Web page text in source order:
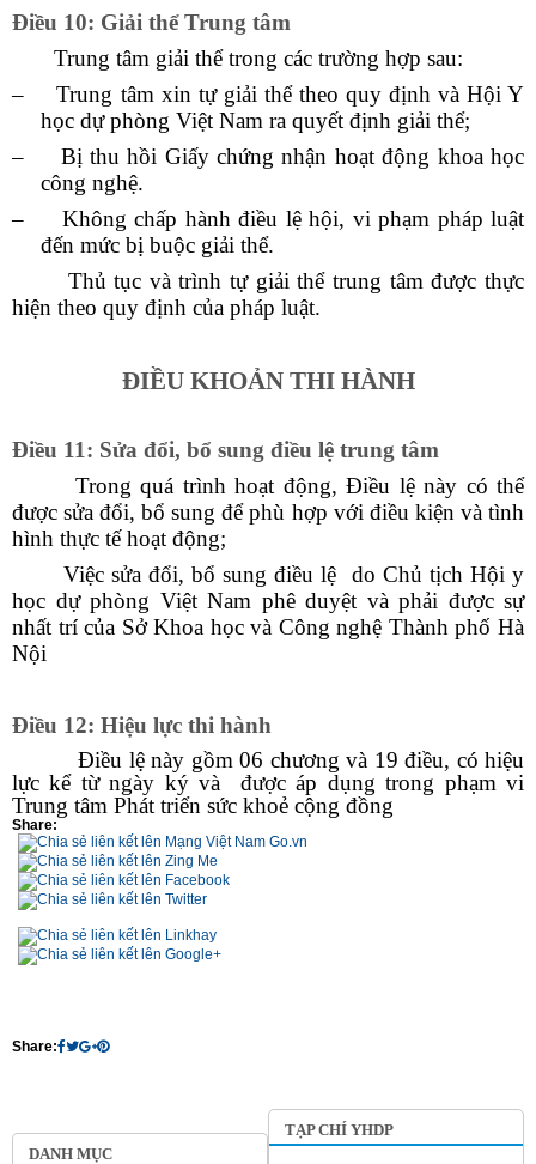
DANH MỤC
Điều 10: Giải thể Trung tâm
Trung tâm giải thể trong các trường hợp sau:
–
Trung tâm xin tự giải thể theo quy định và Hội Y
học dự phòng Việt Nam ra quyết định giải thể;
–
Bị thu hồi Giấy chứng nhận hoạt động khoa học
công nghệ.
–
Không chấp hành điều lệ hội, vi phạm pháp luật
đến mức bị buộc giải thể.
Thủ tục và trình tự giải thể trung tâm được thực
hiện theo quy định của pháp luật.
ĐIỀU KHOẢN THI HÀNH
Điều 11: Sửa đổi, bổ sung điều lệ trung tâm
Trong quá trình hoạt động, Điều lệ này có thể
được sửa đổi, bổ sung để phù hợp với điều kiện và tình
hình thực tế hoạt động;
Việc sửa đổi, bổ sung điều lệ do Chủ tịch Hội y
học dự phòng Việt Nam phê duyệt và phải được sự
nhất trí của Sở Khoa học và Công nghệ Thành phố Hà
Nội
Điều 12: Hiệu lực thi hành
Điều lệ này gồm 06 chương và 19 điều, có hiệu
lực kể từ ngày ký và được áp dụng trong phạm vi
Trung tâm Phát triển sức khoẻ cộng đồng
Share:
Share:
TẠP CHÍ YHDP